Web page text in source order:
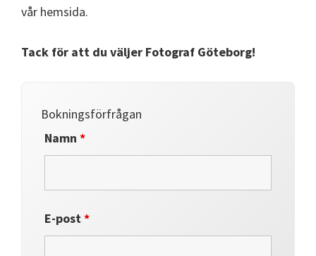
vår hemsida.
Tack för att du väljer Fotograf Göteborg!
Bokningsförfrågan
Namn*
E-post*